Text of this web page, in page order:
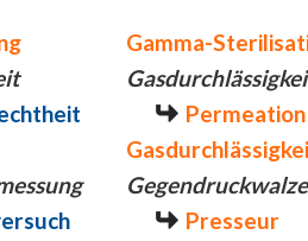
Gamma-
Permeation
Gegendruckwalze
Presseur